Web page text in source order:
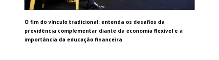
O fim do vínculo tradicional: entenda os desafios da
previdência complementar diante da economia flexível e a
importância da educação financeira